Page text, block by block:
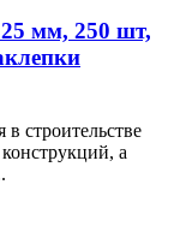
мм, 250 шт,
строительстве
а